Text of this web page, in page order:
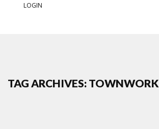
LOGIN
TAG ARCHIVES: TOWNWORK